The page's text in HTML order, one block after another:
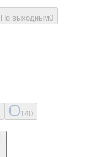
По выходным0
140